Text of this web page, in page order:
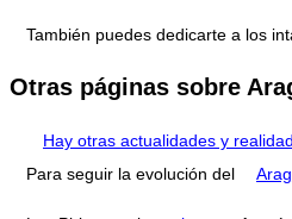
También puedes dedicarte a los
Otras páginas sobre
Hay otras actualidades y
Para seguir la evolución del